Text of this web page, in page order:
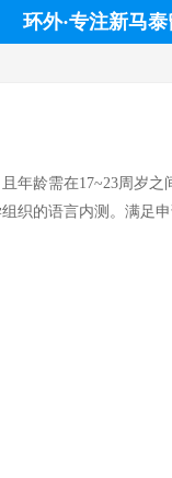
环外·专注新马
年龄需在17~23周岁
的语言内测。满足